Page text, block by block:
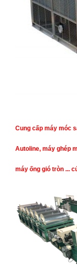
Cung cấp máy móc
Autoline, máy ghép
máy ống gió tròn ...